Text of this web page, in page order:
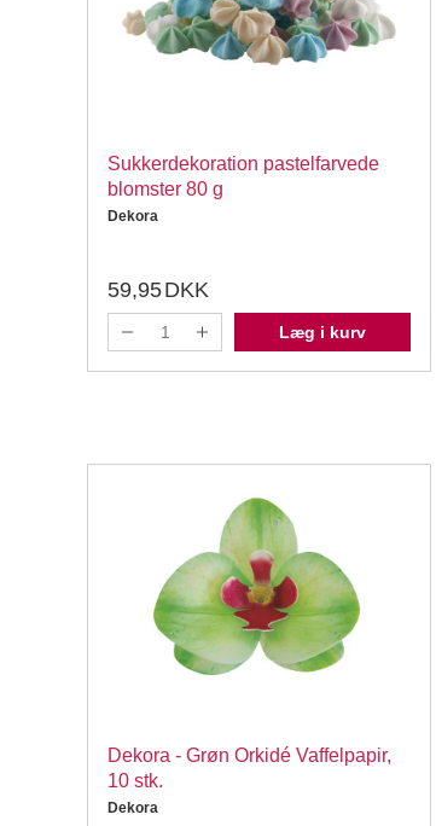
Sukkerdekoration pastelfarvede
blomster 80 g
Dekora
59,95DKK
Læg i kurv
Dekora - Grøn Orkidé Vaffelpapir,
10 stk.
Dekora